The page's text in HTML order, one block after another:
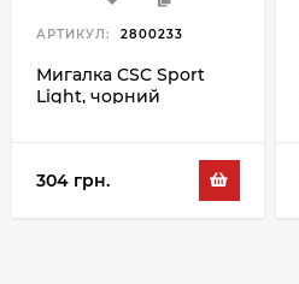
АРТИКУЛ: 2800233
Мигалка CSC Sport
Light, чорний
304 грн.